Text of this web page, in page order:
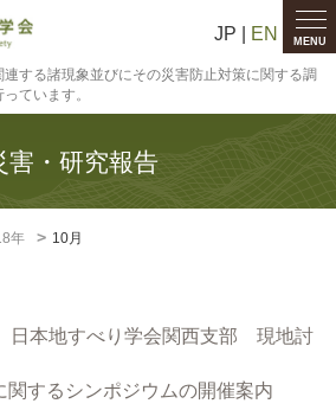
MENU
JP | EN
する諸現象並びにその災害防止対策に関する調
ています。
害・研究報告
年 10月
日本地すべり学会関西支部 現地討
関するシンポジウムの開催案内